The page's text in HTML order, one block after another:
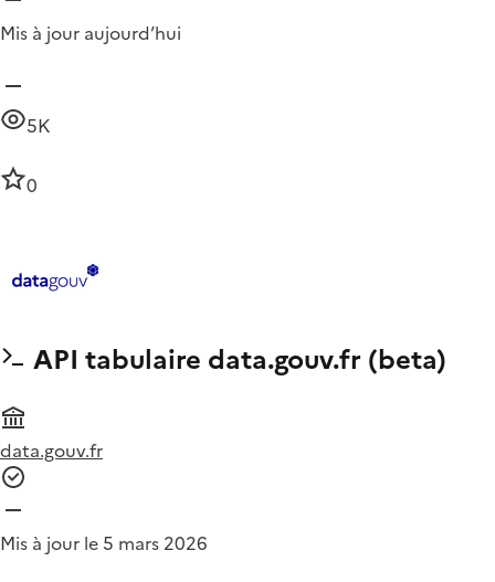
Mis à jour aujourd’hui
5K
0
API tabulaire data.gouv.fr (beta)
data.gouv.fr
Mis à jour le 5 mars 2026